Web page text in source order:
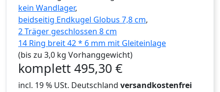
kein Wandlager,
beidseitig Endkugel Globus 7,8 cm,
2 Träger geschlossen 8 cm
14 Ring breit 42 * 6 mm mit Gleiteinlage
(bis zu 3,0 kg Vorhanggewicht)
komplett 495,30 €
incl. 19 % USt. Deutschland versandkostenfrei